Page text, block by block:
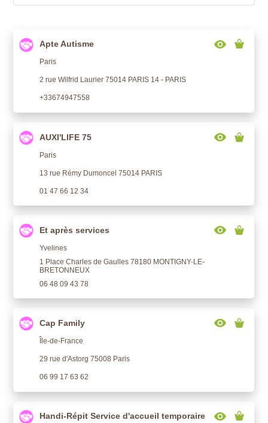
Apte Autisme
Paris
2 rue Wilfrid Laurier 75014 PARIS 14 - PARIS
+33674947558
AUXI'LIFE 75
Paris
13 rue Rémy Dumoncel 75014 PARIS
01 47 66 12 34
Et après services
Yvelines
1 Place Charles de Gaulles 78180 MONTIGNY-LE-
BRETONNEUX
06 48 09 43 78
Cap Family
Île-de-France
29 rue d'Astorg 75008 Paris
06 99 17 63 62
Handi-Répit Service d'accueil temporaire